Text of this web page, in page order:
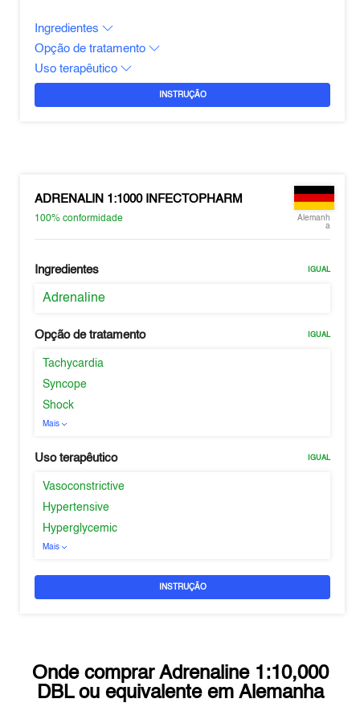
Ingredientes
Opção de tratamento
Uso terapêutico
INSTRUÇÃO
ADRENALIN 1:1000 INFECTOPHARM
100%conformidade
Alemanh
a
Ingredientes IGUAL
Adrenaline
Opção de tratamento IGUAL
Tachycardia
Syncope
Shock
Mais
Uso terapêutico IGUAL
Vasoconstrictive
Hypertensive
Hyperglycemic
Mais
INSTRUÇÃO
Onde comprar Adrenaline 1:10,000
DBLou equivalente em Alemanha